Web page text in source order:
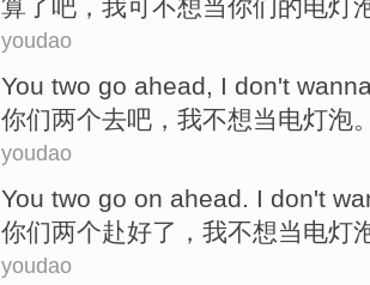
算了吧， 我可不想当你们的电灯
youdao
You two go ahead, I don't
你们两个去吧 ， 我不想当电灯泡
youdao
You two go on ahead. I don't
你们两个赴好了 ， 我不想当电灯
youdao